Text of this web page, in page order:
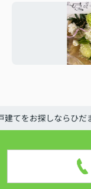
建てをお探しならひだ